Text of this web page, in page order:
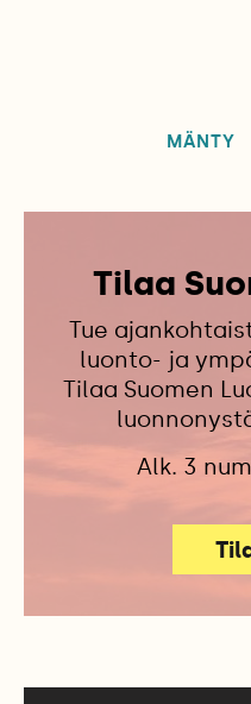
MÄNTY
Tilaa
Tue
luonto- ja
Tilaa Suomen
Alk. 3